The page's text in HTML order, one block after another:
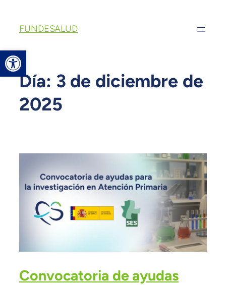
Abrir barra de herramientas
FUNDESALUD
Día: 3 de diciembre de
2025
Convocatoria de ayudas